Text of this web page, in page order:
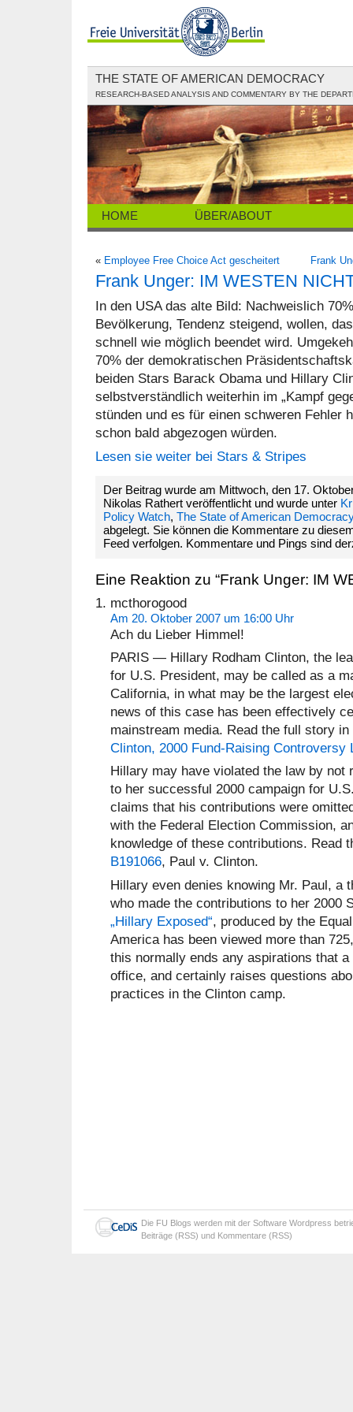
THE STATE OF AMERICAN DEMOCRACY
RESEARCH-BASED ANALYSIS AND COMMENTARY BY THE
HOME ÜBER/ABOUT
« Employee Free Choice Act gescheitert Frank
Frank Unger: IM WESTEN
In den USA das alte Bild: Nachweislich
Bevölkerung, Tendenz steigend, wollen,
schnell wie möglich beendet wird.
70% der demokratischen
beiden Stars Barack Obama und Hillary
selbstverständlich weiterhin im „Kampf
stünden und es für einen schweren Fehler
schon bald abgezogen würden.
Lesen sie weiter bei Stars & Stripes
Der Beitrag wurde am Mittwoch, den 17.
Nikolas Rathert veröffentlicht und wurde unter
Policy Watch, The State of American
abgelegt. Sie können die Kommentare zu
Feed verfolgen. Kommentare und Pings sind
Eine Reaktion zu “Frank Unger: IM
mcthorogood
Am 20. Oktober 2007 um 16:00 Uhr
Ach du Lieber Himmel!
PARIS — Hillary Rodham Clinton, the
for U.S. President, may be called as a
California, in what may be the largest
news of this case has been effectively
mainstream media. Read the full story
Clinton, 2000 Fund-Raising Controversy
Hillary may have violated the law by not
to her successful 2000 campaign for
claims that his contributions were
with the Federal Election Commission,
knowledge of these contributions. Read
B191066, Paul v. Clinton.
Hillary even denies knowing Mr. Paul, a
who made the contributions to her 2000
„Hillary Exposed“, produced by the
America has been viewed more than
this normally ends any aspirations that
office, and certainly raises questions
practices in the Clinton camp.
Die FU Blogs werden mit der Software Wordpress
Beiträge (RSS) und Kommentare (RSS)